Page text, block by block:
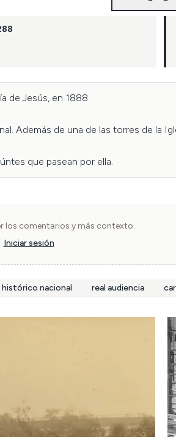
de Jesús, en 1888.
Además de una de las torres de la
que pasean por ella.
los comentarios y más contexto.
Iniciar sesión
histórico nacional real audiencia